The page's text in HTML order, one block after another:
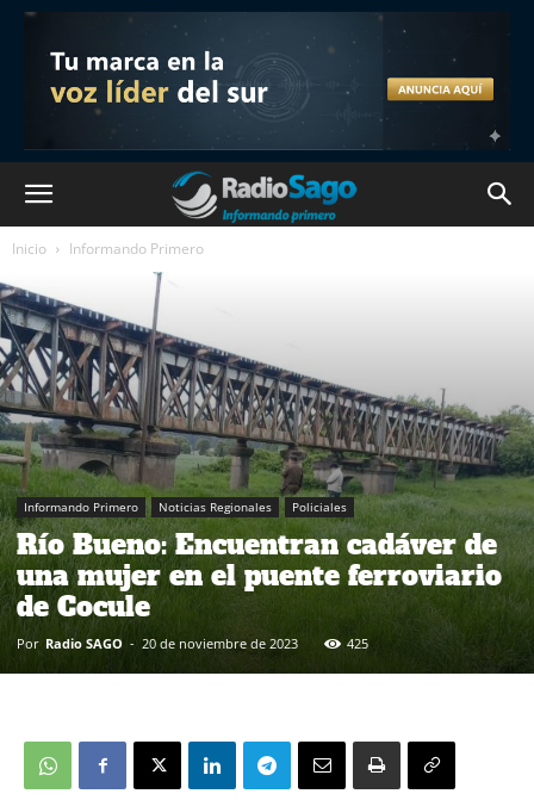
Inicio Informando Primero
Informando Primero Noticias Regionales Policiales
Río Bueno: Encuentran cadáver de
una mujer en el puente ferroviario
de Cocule
Por Radio SAGO - 20 de noviembre de 2023 425